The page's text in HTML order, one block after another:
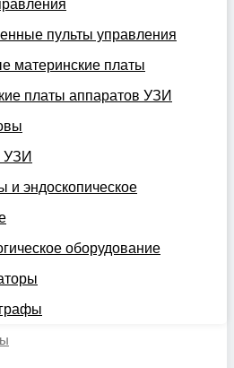
пульты управления
материнские платы
платы аппаратов УЗИ
УЗИ
и эндоскопическое
оборудование